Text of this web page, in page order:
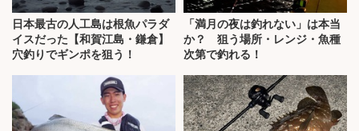
日本最古の人工島は根魚パラダ
イスだった【和賀江島・鎌倉】
穴釣りでギンポを狙う！
「満月の夜は釣れない」は本当
か？ 狙う場所・レンジ・魚種
次第で釣れる！